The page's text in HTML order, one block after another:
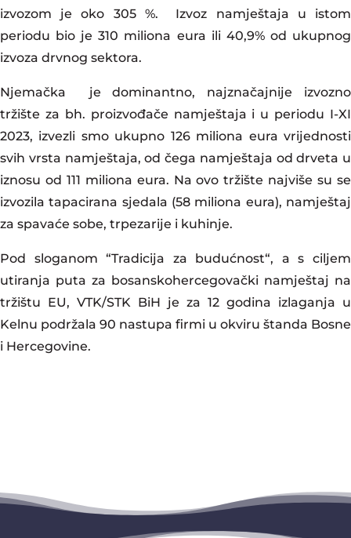
izvozom je oko 305 %. Izvoz namještaja u istom
periodu bio je 310 miliona eura ili 40,9% od ukupnog
izvoza drvnog sektora.
Njemačka je dominantno, najznačajnije izvozno
tržište za bh. proizvođače namještaja i u periodu I-XI
2023, izvezli smo ukupno 126 miliona eura vrijednosti
svih vrsta namještaja, od čega namještaja od drveta u
iznosu od 111 miliona eura. Na ovo tržište najviše su se
izvozila tapacirana sjedala (58 miliona eura), namještaj
za spavaće sobe, trpezarije i kuhinje.
Pod sloganom “Tradicija za budućnost“, a s ciljem
utiranja puta za bosanskohercegovački namještaj na
tržištu EU, VTK/STK BiH je za 12 godina izlaganja u
Kelnu podržala 90 nastupa firmi u okviru štanda Bosne
i Hercegovine.